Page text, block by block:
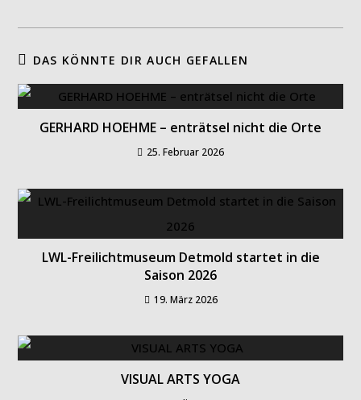
DAS KÖNNTE DIR AUCH GEFALLEN
GERHARD HOEHME – enträtsel nicht die Orte
25. Februar 2026
LWL-Freilichtmuseum Detmold startet in die
Saison 2026
19. März 2026
VISUAL ARTS YOGA